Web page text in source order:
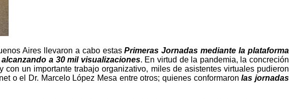
Aires llevaron a cabo estasPrimeras Jornadas mediante la plataforma
a 30 mil visualizaciones. En virtud de la pandemia, la concreción
un importante trabajo organizativo, miles de asistentes virtuales pudieron
o el Dr. Marcelo López Mesa entre otros; quienes conformaronlas jornadas